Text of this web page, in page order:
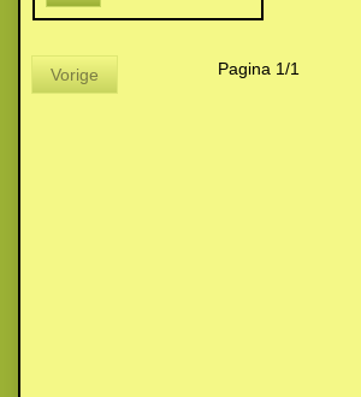
Vorige Pagina 1/1